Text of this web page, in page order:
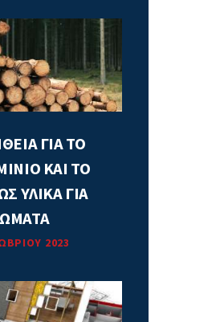
ΓΙΑ ΤΟ
ΚΑΙ ΤΟ
ΥΛΙΚΑ ΓΙΑ
2023